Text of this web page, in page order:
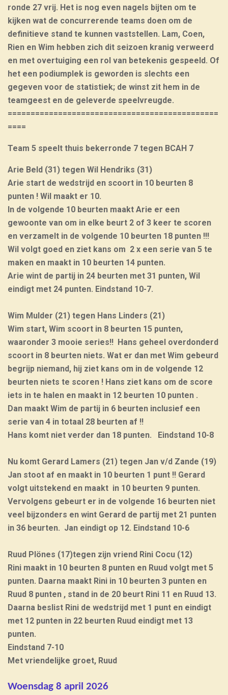
ronde 27 vrij. Het is nog even nagels bijten om te
kijken wat de concurrerende teams doen om de
definitieve stand te kunnen vaststellen. Lam, Coen,
Rien en Wim hebben zich dit seizoen kranig verweerd
en met overtuiging een rol van betekenis gespeeld. Of
het een podiumplek is geworden is slechts een
gegeven voor de statistiek; de winst zit hem in de
teamgeest en de geleverde speelvreugde.
==============================================
====
Team 5 speelt thuis bekerronde 7 tegen BCAH 7
Arie Beld (31) tegen Wil Hendriks (31)
Arie start de wedstrijd en scoort in 10 beurten 8
punten ! Wil maakt er 10.
In de volgende 10 beurten maakt Arie er een
gewoonte van om in elke beurt 2 of 3 keer te scoren
en verzamelt in de volgende 10 beurten 18 punten !!!
Wil volgt goed en ziet kans om 2 x een serie van 5 te
maken en maakt in 10 beurten 14 punten.
Arie wint de partij in 24 beurten met 31 punten, Wil
eindigt met 24 punten. Eindstand 10-7.
Wim Mulder (21) tegen Hans Linders (21)
Wim start, Wim scoort in 8 beurten 15 punten,
waaronder 3 mooie series!! Hans geheel overdonderd
scoort in 8 beurten niets. Wat er dan met Wim gebeurd
begrijp niemand, hij ziet kans om in de volgende 12
beurten niets te scoren ! Hans ziet kans om de score
iets in te halen en maakt in 12 beurten 10 punten .
Dan maakt Wim de partij in 6 beurten inclusief een
serie van 4 in totaal 28 beurten af !!
Hans komt niet verder dan 18 punten. Eindstand 10-8
Nu komt Gerard Lamers (21) tegen Jan v/d Zande (19)
Jan stoot af en maakt in 10 beurten 1 punt !! Gerard
volgt uitstekend en maakt in 10 beurten 9 punten.
Vervolgens gebeurt er in de volgende 16 beurten niet
veel bijzonders en wint Gerard de partij met 21 punten
in 36 beurten. Jan eindigt op 12. Eindstand 10-6
Ruud Plönes (17)tegen zijn vriend Rini Cocu (12)
Rini maakt in 10 beurten 8 punten en Ruud volgt met 5
punten. Daarna maakt Rini in 10 beurten 3 punten en
Ruud 8 punten , stand in de 20 beurt Rini 11 en Ruud 13.
Daarna beslist Rini de wedstrijd met 1 punt en eindigt
met 12 punten in 22 beurten Ruud eindigt met 13
punten.
Eindstand 7-10
Met vriendelijke groet, Ruud
Woensdag 8 april 2026